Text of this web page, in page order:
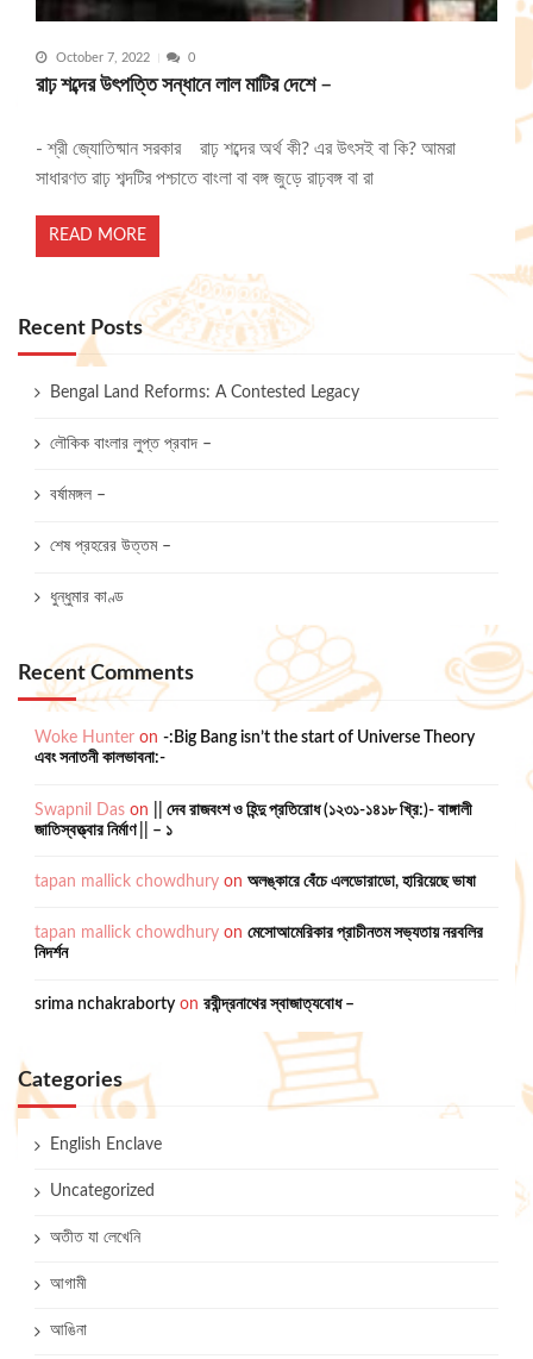
October 7, 2022 0
রাঢ় শব্দের উৎপত্তি সন্ধানে লাল মাটির দেশে –
- শ্রী জ্যোতিষ্মান সরকার রাঢ় শব্দের অর্থ কী? এর উৎসই বা কি? আমরা
সাধারণত রাঢ় শব্দটির পশ্চাতে বাংলা বা বঙ্গ জুড়ে রাঢ়বঙ্গ বা রা
READ MORE
Recent Posts
Bengal Land Reforms: A Contested Legacy
লৌকিক বাংলার লুপ্ত প্রবাদ –
বর্ষামঙ্গল –
শেষ প্রহরের উত্তম –
ধুন্ধুমার কাণ্ড
Recent Comments
Woke Hunter on -:Big Bang isn’t the start of Universe Theory
এবং সনাতনী কালভাবনা:-
Swapnil Das on
|| দেব রাজবংশ ও হিন্দু প্রতিরোধ (১২৩১-১৪১৮ খ্রি:)- বাঙ্গালী
জাতিস্বত্ত্বার নির্মাণ || – ১
tapan mallick chowdhury on অলঙ্কারে বেঁচে এলডোরাডো, হারিয়েছে ভাষা
tapan mallick chowdhury on মেসোআমেরিকার প্রাচীনতম সভ্যতায় নরবলির
নিদর্শন
srima nchakraborty on রবীন্দ্রনাথের স্বাজাত্যবোধ –
Categories
English Enclave
Uncategorized
অতীত যা লেখেনি
আগামী
আঙিনা